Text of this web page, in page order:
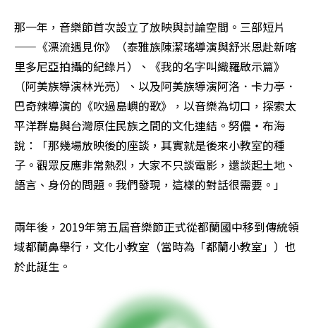
那一年，音樂節首次設立了放映與討論空間。三部短片
——《漂流遇見你》（泰雅族陳潔瑤導演與舒米恩赴新喀
里多尼亞拍攝的紀錄片）、《我的名字叫織羅啟示篇》
（阿美族導演林光亮）、以及阿美族導演阿洛．卡力亭．
巴奇辣導演的《吹過島嶼的歌》，以音樂為切口，探索太
平洋群島與台灣原住民族之間的文化連結。努儂・布海
說：「那幾場放映後的座談，其實就是後來小教室的種
子。觀眾反應非常熱烈，大家不只談電影，還談起土地、
語言、身份的問題。我們發現，這樣的對話很需要。」
兩年後，2019年第五屆音樂節正式從都蘭國中移到傳統領
域都蘭鼻舉行，文化小教室（當時為「都蘭小教室」）也
於此誕生。